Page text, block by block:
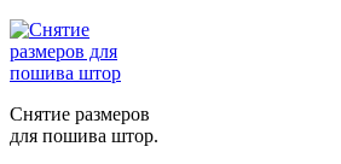
Снятие размеров
для пошива штор.